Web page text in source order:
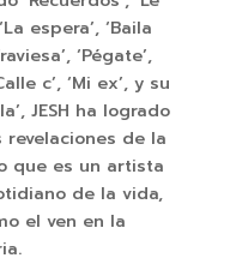
espera’, ‘Baila
‘Pégate’,
c’, ‘Mi ex’, y su
JESH ha logrado
de la
que es un artista
de la vida,
el ven en la